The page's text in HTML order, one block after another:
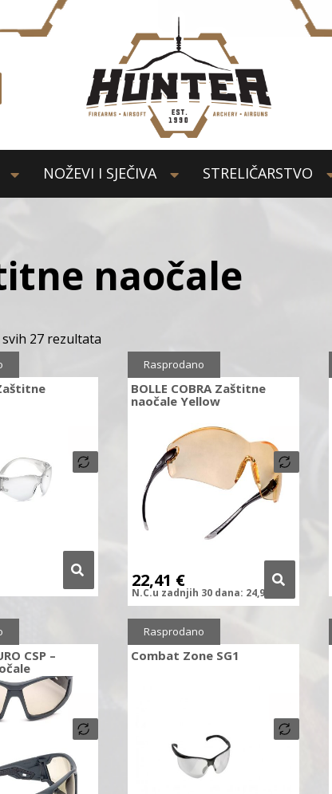
NOŽEVI I SJEČIVA STRELIČARSTVO
naočale
27 rezultata
Sniženo 10%
BOLLE COBRA Zaštitne
naočale Yellow
22,41 €
N.C.u zadnjih 30 dana: 24,90
Rasprodano
CSP –
Combat Zone SG1
Rasprodano